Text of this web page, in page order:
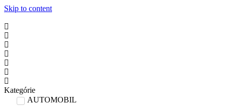
Skip to content
Kategórie
AUTOMOBIL